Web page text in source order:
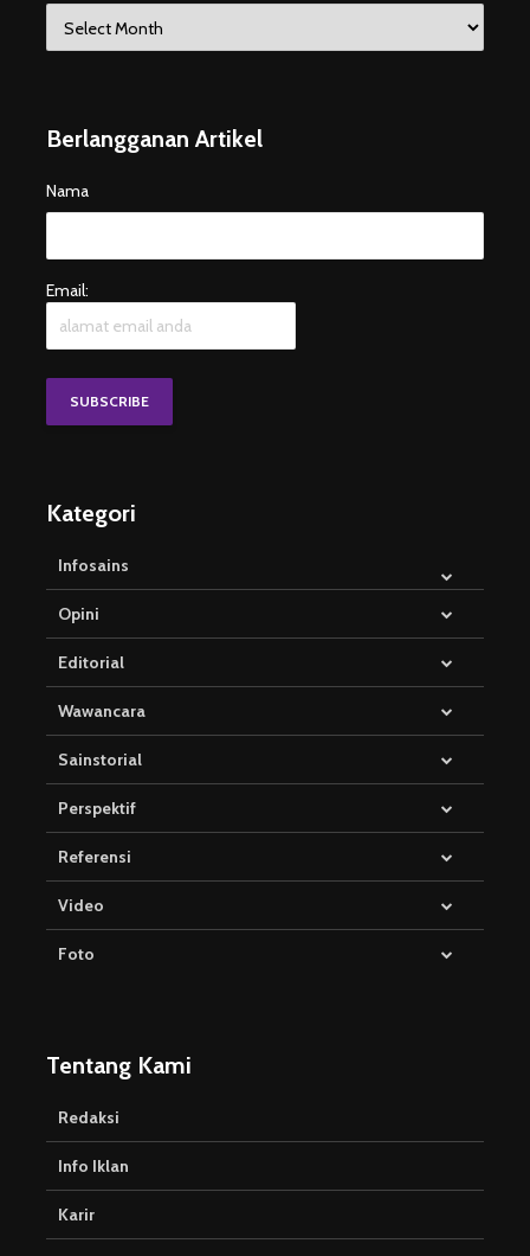
Berlangganan Artikel
Nama
Email:
Kategori
Infosains
Opini
Editorial
Wawancara
Sainstorial
Perspektif
Referensi
Video
Foto
Tentang Kami
Redaksi
Info Iklan
Karir